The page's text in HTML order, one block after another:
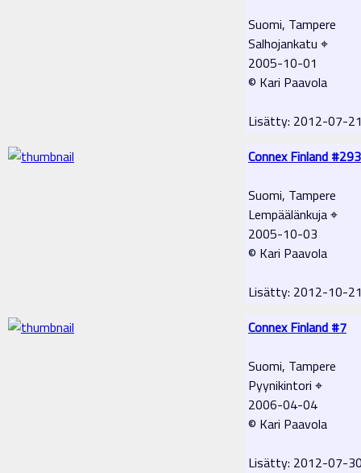
Suomi, Tampere
Salhojankatu ⌖
2005-10-01
© Kari Paavola
Lisätty: 2012-07-
Connex Finland #293
Suomi, Tampere
Lempäälänkuja ⌖
2005-10-03
© Kari Paavola
Lisätty: 2012-10-
Connex Finland #7
Suomi, Tampere
Pyynikintori ⌖
2006-04-04
© Kari Paavola
Lisätty: 2012-07-